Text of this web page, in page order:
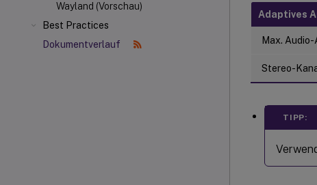
Wayland (Vorschau)
Best Practices
Dokumentverlauf
Adaptives
Max.
Stereo-
TIPP: